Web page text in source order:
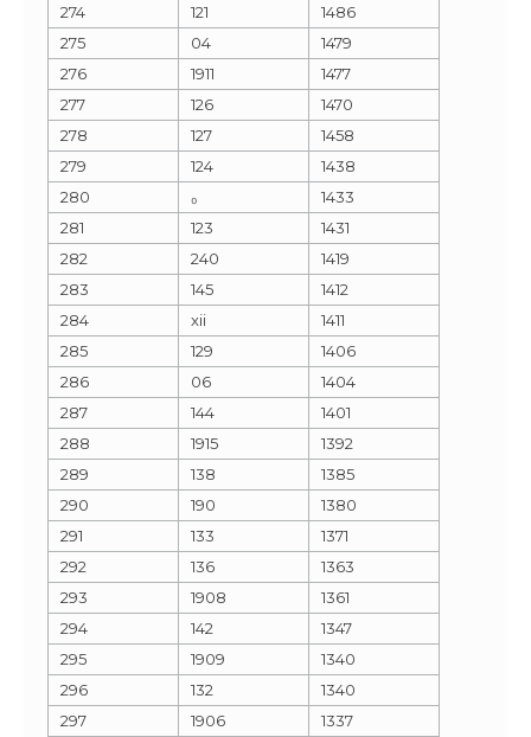
274
121
1486
275
04
1479
276
1911
1477
277
126
1470
278
127
1458
279
124
1438
280
₀
1433
281
123
1431
282
240
1419
283
145
1412
284
xii
1411
285
129
1406
286
06
1404
287
144
1401
288
1915
1392
289
138
1385
290
190
1380
291
133
1371
292
136
1363
293
1908
1361
294
142
1347
295
1909
1340
296
132
1340
297
1906 1337